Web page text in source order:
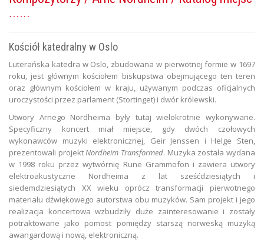
Kościół katedralny w Oslo
Luterańska katedra w Oslo, zbudowana w pierwotnej formie w 1697
roku, jest głównym kościołem biskupstwa obejmującego ten teren
oraz głównym kościołem w kraju, używanym podczas oficjalnych
uroczystości przez parlament (Stortinget) i dwór królewski.
Utwory Arnego Nordheima były tutaj wielokrotnie wykonywane.
Specyficzny koncert miał miejsce, gdy dwóch czołowych
wykonawców muzyki elektronicznej, Geir Jenssen i Helge Sten,
prezentowali projektNordheim Transformed. Muzyka została wydana
w 1998 roku przez wytwórnię Rune Grammofon i zawiera utwory
elektroakustyczne Nordheima z lat sześćdziesiątych i
siedemdziesiątych XX wieku oprócz transformacji pierwotnego
materiału dźwiękowego autorstwa obu muzyków. Sam projekt i jego
realizacja koncertowa wzbudziły duże zainteresowanie i zostały
potraktowane jako pomost pomiędzy starszą norweską muzyką
awangardową i nową, elektroniczną.